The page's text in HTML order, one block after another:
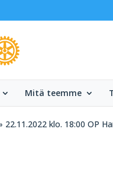
Mitä teemme
22.11.2022 klo. 18:00 OP